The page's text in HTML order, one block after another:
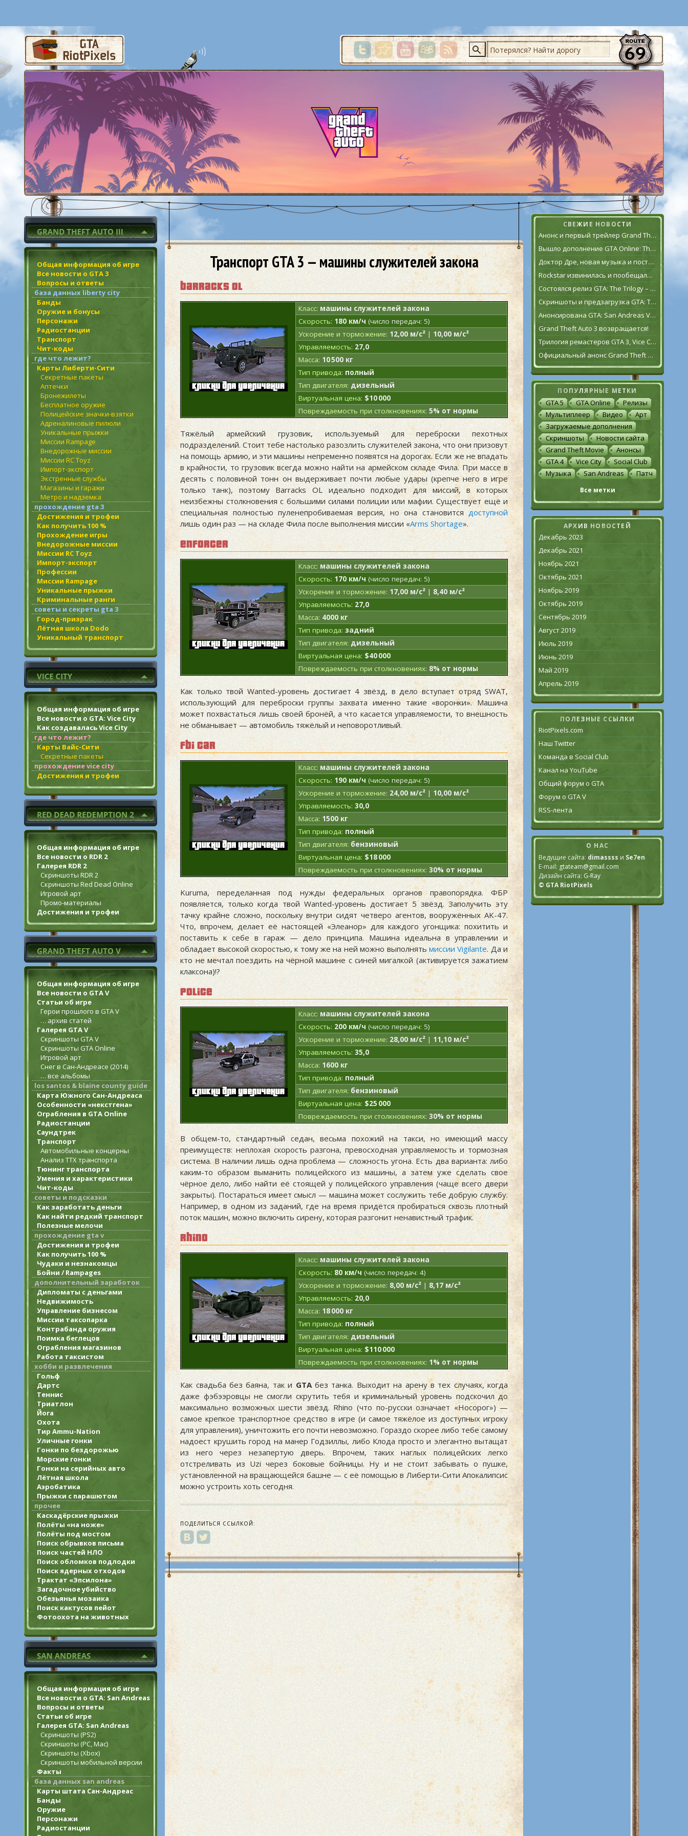
Поиск
Общая информация об игре
Все новости о GTA 3
Вопросы и ответы
база данных liberty city
Банды
Оружие и бонусы
Персонажи
Радиостанции
Транспорт
Чит-коды
где что лежит?
Карты Либерти-Сити
Секретные пакеты
Аптечки
Бронежилеты
Бесплатное оружие
Полицейские значки-взятки
Адреналиновые пилюли
Уникальные прыжки
Миссии Rampage
Внедорожные миссии
Миссии RC Toyz
Импорт-экспорт
Экстренные службы
Магазины и гаражи
Метро и надземка
прохождение gta 3
Достижения и трофеи
Как получить 100 %
Прохождение игры
Внедорожные миссии
Миссии RC Toyz
Импорт-экспорт
Профессии
Миссии Rampage
Уникальные прыжки
Криминальные ранги
советы и секреты gta 3
Город-призрак
Лётная школа Dodo
Уникальный транспорт
Общая информация об игре
Все новости о GTA: Vice City
Как создавалась Vice City
где что лежит?
Карты Вайс-Сити
Секретные пакеты
прохождение vice city
Достижения и трофеи
Общая информация об игре
Все новости о RDR 2
Галерея RDR 2
Скриншоты RDR 2
Скриншоты Red Dead Online
Игровой арт
Промо-материалы
Достижения и трофеи
Общая информация об игре
Все новости о GTA V
Статьи об игре
Герои прошлого в GTA V
… архив статей
Галерея GTA V
Скриншоты GTA V
Скриншоты GTA Online
Игровой арт
Снег в Сан-Андреасе (2014)
… все альбомы
los santos & blaine county guide
Карта Южного Сан-Андреаса
Особенности «некстгена»
Ограбления в GTA Online
Радиостанции
Саундтрек
Транспорт
Автомобильные концерны
Анализ ТТХ транспорта
Тюнинг транспорта
Умения и характеристики
Чит-коды
советы и подсказки
Как заработать деньги
Как найти редкий транспорт
Полезные мелочи
прохождение gta v
Достижения и трофеи
Как получить 100 %
Чудаки и незнакомцы
Бойни / Rampages
дополнительный заработок
Дипломаты с деньгами
Недвижимость
Управление бизнесом
Миссии таксопарка
Контрабанда оружия
Поимка беглецов
Ограбления магазинов
Работа таксистом
хобби и развлечения
Гольф
Дартс
Теннис
Триатлон
Йога
Охота
Тир Ammu-Nation
Уличные гонки
Гонки по бездорожью
Морские гонки
Гонки на серийных авто
Лётная школа
Аэробатика
Прыжки с парашютом
прочее
Каскадёрские прыжки
Полёты «на ноже»
Полёты под мостом
Поиск обрывков письма
Поиск частей НЛО
Поиск обломков подлодки
Поиск ядерных отходов
Трактат «Эпсилона»
Загадочное убийство
Обезьянья мозаика
Поиск кактусов пейот
Фотоохота на животных
Общая информация об игре
Все новости о GTA: San Andreas
Вопросы и ответы
Статьи об игре
Галерея GTA: San Andreas
Скриншоты (PS2)
Скриншоты (PC, Mac)
Скриншоты (Xbox)
Скриншоты мобильной версии
Факты
база данных san andreas
Карты штата Сан-Андреас
Банды
Оружие
Персонажи
Радиостанции
Транспорт GTA 3 — машины служителей закона
barracks ol
Класс: машины служителей закона
Скорость: 180 км/ч (число передач: 5)
Ускорение и торможение: 12,00 м/с² | 10,00 м/с²
Управляемость: 27,0
Масса: 10 500 кг
Тип привода: полный
Тип двигателя: дизельный
Виртуальная цена: $10 000
Повреждаемость при столкновениях:5% от нормы
Тяжёлый армейский грузовик, используемый для переброски пехотных
подразделений. Стоит тебе настолько разозлить служителей закона, что они призовут
на помощь армию, и эти машины непременно появятся на дорогах. Если же не впадать
в крайности, то грузовик всегда можно найти на армейском складе Фила. При массе в
десять с половиной тонн он выдерживает почти любые удары (крепче него в игре
только танк), поэтому Barracks OL идеально подходит для миссий, в которых
неизбежны столкновения с большими силами полиции или мафии. Существует ещё и
специальная полностью пуленепробиваемая версия, но она становитсядоступной
лишь один раз — на складе Фила после выполнения миссии «Arms Shortage».
enforcer
Класс: машины служителей закона
Скорость: 170 км/ч (число передач: 5)
Ускорение и торможение: 17,00 м/с² | 8,40 м/с²
Управляемость: 27,0
Масса: 4000 кг
Тип привода:задний
Тип двигателя: дизельный
Виртуальная цена: $40 000
Повреждаемость при столкновениях: 8% от нормы
Как только твой Wanted-уровень достигает 4 звёзд, в дело вступает отряд SWAT,
использующий для переброски группы захвата именно такие «воронки». Машина
может похвастаться лишь своей бронёй, а что касается управляемости, то внешность
не обманывает — автомобиль тяжёлый и неповоротливый.
fbi car
Класс: машины служителей закона
Скорость: 190 км/ч (число передач: 5)
Ускорение и торможение: 24,00 м/с² | 10,00 м/с²
Управляемость:30,0
Масса: 1500 кг
Тип привода: полный
Тип двигателя: бензиновый
Виртуальная цена: $18 000
Повреждаемость при столкновениях:30% от нормы
Kuruma, переделанная под нужды федеральных органов правопорядка. ФБР
появляется, только когда твой Wanted-уровень достигает 5 звёзд. Заполучить эту
тачку крайне сложно, поскольку внутри сидят четверо агентов, вооружённых AK-47.
Что, впрочем, делает её настоящей «Элеанор» для каждого угонщика: похитить и
поставить к себе в гараж — дело принципа. Машина идеальна в управлении и
обладает высокой скоростью, к тому же на ней можно выполнятьмиссии Vigilante. Да и
кто не мечтал поездить на чёрной машине с синей мигалкой (активируется зажатием
клаксона)!?
police
Класс: машины служителей закона
Скорость: 200 км/ч (число передач: 5)
Ускорение и торможение: 28,00 м/с² | 11,10 м/с²
Управляемость:35,0
Масса: 1600 кг
Тип привода: полный
Тип двигателя: бензиновый
Виртуальная цена: $25 000
Повреждаемость при столкновениях:30% от нормы
В общем-то, стандартный седан, весьма похожий на такси, но имеющий массу
преимуществ: неплохая скорость разгона, превосходная управляемость и тормозная
система. В наличии лишь одна проблема — сложность угона. Есть два варианта: либо
каким-то образом выманить полицейского из машины, а затем уже сделать свое
чёрное дело, либо найти её стоящей у полицейского управления (чаще всего двери
закрыты). Постараться имеет смысл — машина может сослужить тебе добрую службу.
Например, в одном из заданий, где на время придётся пробираться сквозь плотный
поток машин, можно включить сирену, которая разгонит ненавистный трафик.
rhino
Класс: машины служителей закона
Скорость: 80 км/ч (число передач: 4)
Ускорение и торможение: 8,00 м/с² | 8,17 м/с²
Управляемость: 20,0
Масса: 18 000 кг
Тип привода: полный
Тип двигателя: дизельный
Виртуальная цена: $110 000
Повреждаемость при столкновениях: 1% от нормы
Как свадьба без баяна, так иGTAбез танка. Выходит на арену в тех случаях, когда
даже фэбээровцы не смогли скрутить тебя и криминальный уровень подскочил до
максимально возможных шести звёзд. Rhino (что по-русски означает «Носорог») —
самое крепкое транспортное средство в игре (и самое тяжёлое из доступных игроку
для управления), уничтожить его почти невозможно. Гораздо скорее либо тебе самому
надоест крушить город на манер Годзиллы, либо Клода просто и элегантно вытащат
из него через незапертую дверь. Впрочем, таких наглых полицейских легко
отстреливать из Uzi через боковые бойницы. Ну и не стоит забывать о пушке,
установленной на вращающейся башне — с её помощью в Либерти-Сити Апокалипсис
можно устроить хоть сегодня.
ПОДЕЛИТЬСЯ ССЫЛКОЙ:
СВЕЖИЕ НОВОСТИ
Анонс и первый трейлер Grand Theft Auto VI
Вышло дополнение GTA Online: The Contract
Доктор Дре, новая музыка и постаревший Франклин Клинтон в дополнении GTA Online: The Contract
Rockstar извинилась и пообещала исправить GTA: The Trilogy – The Definitive Edition [обновлено]
Состоялся релиз GTA: The Trilogy – The Definitive Edition
Скриншоты и предзагрузка GTA: The Trilogy – The Definitive Edition
Анонсирована GTA: San Andreas VR для Oculus Quest 2
Grand Theft Auto 3 возвращается!
Трилогия ремастеров GTA 3, Vice City и San Andreas выйдет 11 ноября
Официальный анонс Grand Theft Auto: The Trilogy – The Definitive Edition
ПОПУЛЯРНЫЕ МЕТКИ
GTA 5 GTA Online
Релизы
Мультиплеер
Видео
Арт
Загружаемые дополнения
Скриншоты
Новости сайта
Grand Theft Movie
Анонсы
GTA 4
Vice City
Social Club
Музыка
San Andreas Патч
Все метки
АРХИВ НОВОСТЕЙ
Декабрь 2023
Декабрь 2021
Ноябрь 2021
Октябрь 2021
Ноябрь 2019
Октябрь 2019
Сентябрь 2019
Август 2019
Июль 2019
Июнь 2019
Май 2019
Апрель 2019
ПОЛЕЗНЫЕ ССЫЛКИ
RiotPixels.com
Наш Twitter
Команда в Social Club
Канал на YouTube
Общий форум о GTA
Форум о GTA V
RSS-лента
О НАС
Ведущие сайта: dimassss и Se7en
E-mail: gtateam@gmail.com
Дизайн сайта: G-Ray
© GTA RiotPixels